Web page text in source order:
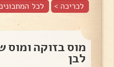
לכריכה > לכל
מוס בזוקה ומוס
לבן